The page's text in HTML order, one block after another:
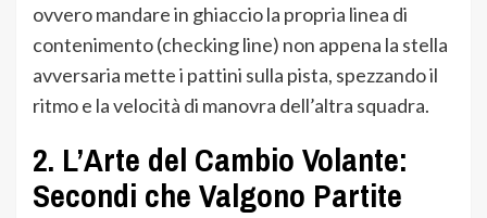
ovvero mandare in ghiaccio la propria linea di
contenimento (checking line) non appena la stella
avversaria mette i pattini sulla pista, spezzando il
ritmo e la velocità di manovra dell’altra squadra.
2. L’Arte del Cambio Volante:
Secondi che Valgono Partite